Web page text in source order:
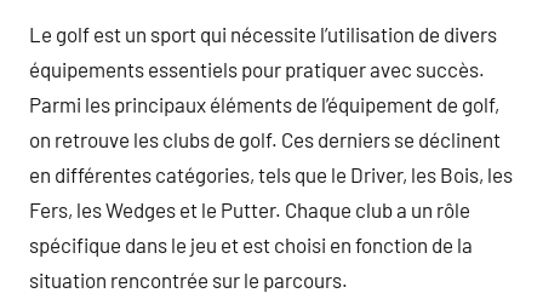
Le golf est un sport qui nécessite l’utilisation de divers
équipements essentiels pour pratiquer avec succès.
Parmi les principaux éléments de l’équipement de golf,
on retrouve les clubs de golf. Ces derniers se déclinent
en différentes catégories, tels que le Driver, les Bois, les
Fers, les Wedges et le Putter. Chaque club a un rôle
spécifique dans le jeu et est choisi en fonction de la
situation rencontrée sur le parcours.